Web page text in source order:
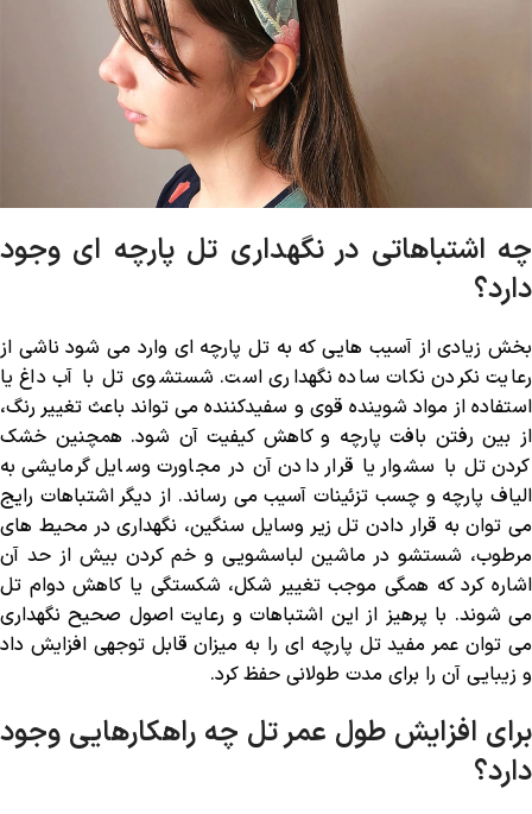
چه اشتباهاتی در نگهداری تل پارچه ‌ای وجود
دارد؟
بخش زیادی از آسیب‌ هایی که به تل پارچه ‌ای وارد می ‌شود ناشی از
رعایت نکردن نکات ساده نگهداری است. شستشوی تل با آب داغ یا
استفاده از مواد شوینده قوی و سفیدکننده می ‌تواند باعث تغییر رنگ،
از بین رفتن بافت پارچه و کاهش کیفیت آن شود. همچنین خشک
کردن تل با سشوار یا قرار دادن آن در مجاورت وسایل گرمایشی به
الیاف پارچه و چسب تزئینات آسیب می ‌رساند. از دیگر اشتباهات رایج
می ‌توان به قرار دادن تل زیر وسایل سنگین، نگهداری در محیط‌ های
مرطوب، شستشو در ماشین لباسشویی و خم کردن بیش از حد آن
اشاره کرد که همگی موجب تغییر شکل، شکستگی یا کاهش دوام تل
می ‌شوند. با پرهیز از این اشتباهات و رعایت اصول صحیح نگهداری
می ‌توان عمر مفید تل پارچه ‌ای را به میزان قابل توجهی افزایش داد
و زیبایی آن را برای مدت طولانی حفظ کرد.
برای افزایش طول عمر تل چه راهکارهایی وجود
دارد؟